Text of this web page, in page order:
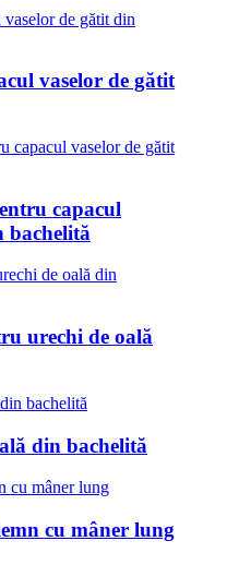
vaselor de gătit
capacul
bachelită
urechi de oală
din bachelită
cu mâner lung